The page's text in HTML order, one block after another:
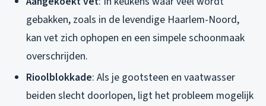
gebakken, zoals in de levendige Haarlem-Noord,
kan vet zich ophopen en een simpele schoonmaak
overschrijden.
Rioolblokkade: Als je gootsteen en vaatwasser
beiden slecht doorlopen, ligt het probleem mogelijk